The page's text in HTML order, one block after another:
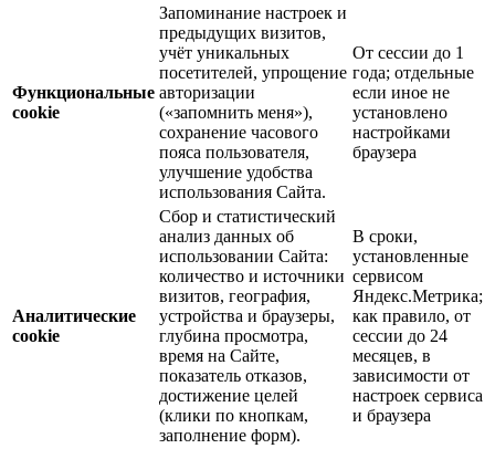
Функциональные
cookie
Запоминание настроек и
предыдущих визитов,
учёт уникальных
посетителей, упрощение
авторизации
(«запомнить меня»),
сохранение часового
пояса пользователя,
улучшение удобства
использования Сайта.
От сессии до 1
года; отдельные
если иное не
установлено
настройками
браузера
Аналитические
cookie
Сбор и статистический
анализ данных об
использовании Сайта:
количество и источники
визитов, география,
устройства и браузеры,
глубина просмотра,
время на Сайте,
показатель отказов,
достижение целей
(клики по кнопкам,
заполнение форм).
В сроки,
установленные
сервисом
Яндекс.Метрика;
как правило, от
сессии до 24
месяцев, в
зависимости от
настроек сервиса
и браузера